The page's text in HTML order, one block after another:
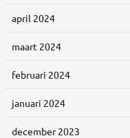
april 2024
maart 2024
februari 2024
januari 2024
december 2023